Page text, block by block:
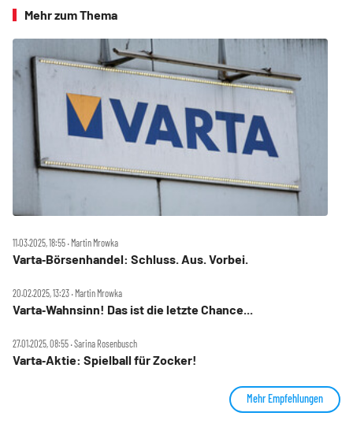
Mehr zum Thema
11.03.2025, 18:55 ‧ Martin Mrowka
Varta‑Börsenhandel: Schluss. Aus. Vorbei.
20.02.2025, 13:23 ‧ Martin Mrowka
Varta‑Wahnsinn! Das ist die letzte Chance...
27.01.2025, 08:55 ‧ Sarina Rosenbusch
Varta‑Aktie: Spielball für Zocker!
Mehr Empfehlungen